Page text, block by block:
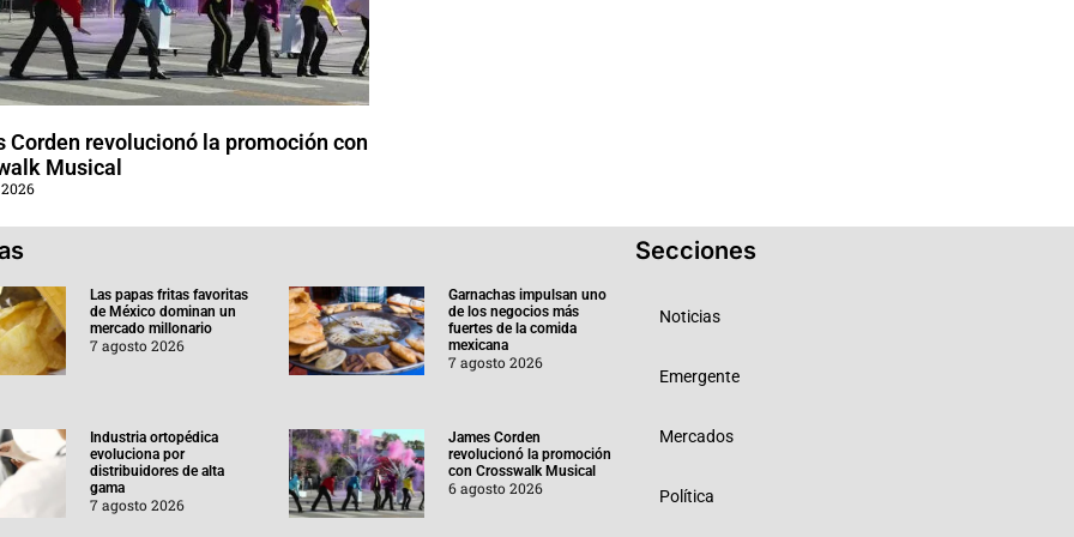
Corden revolucionó la promoción con
Musical
Las papas fritas favoritas
de México dominan un
mercado millonario
7 agosto 2026
Garnachas impulsan uno
de los negocios más
fuertes de la comida
mexicana
7 agosto 2026
Industria ortopédica
evoluciona por
distribuidores de alta
gama
7 agosto 2026
James Corden
revolucionó la promoción
con Crosswalk Musical
6 agosto 2026
Secciones
Noticias
Emergente
Mercados
Política